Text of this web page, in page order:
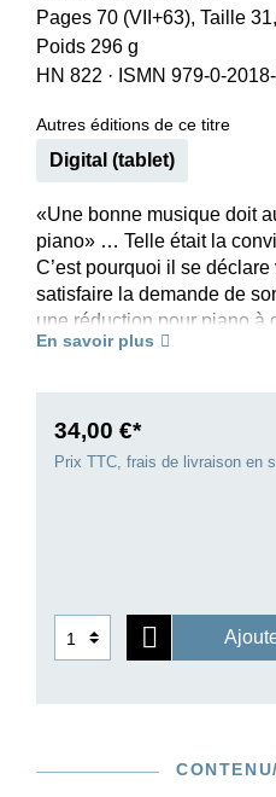
Pages 70 (VII+63), Taille
Poids 296 g
HN 822 · ISMN 979-0-
Autres éditions de ce titre
Digital (tablet)
«Une bonne musique doit
piano» … Telle était la
C’est pourquoi il se
satisfaire la demande de
une réduction pour piano à
de la version originale du
possibilités de cette
sonorité; comme le dit
d’accompagnement, les
l’accentuation rythmique.
est aisément jouable et
En savoir plus
34,00 €*
Prix TTC, frais de livraison en